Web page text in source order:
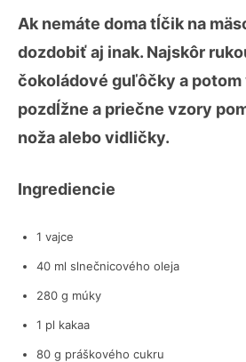
Ak nemáte doma tĺčik na
dozdobiť aj inak. Najskôr
čokoládové guľôčky a
pozdĺžne a priečne vzory
noža alebo vidličky.
Ingrediencie
1 vajce
40 ml slnečnicového oleja
280 g múky
1 pl kakaa
80 g práškového cukru